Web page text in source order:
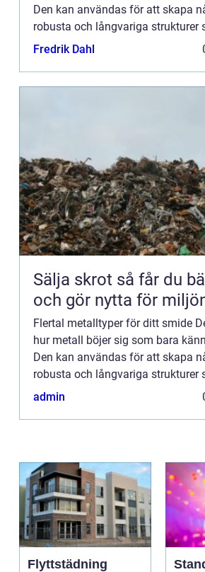
Den kan användas för att skapa
robusta och långvariga strukturer
känner till, och allt detta tack vare
Fredrik Dahl
Sälja skrot så får du bäst betalt
och gör nytta för
Flertal metalltyper för ditt smide
hur metall böjer sig som bara
Den kan användas för att skapa
robusta och långvariga strukturer
känner till, och allt detta tack vare
admin
Flyttstädning